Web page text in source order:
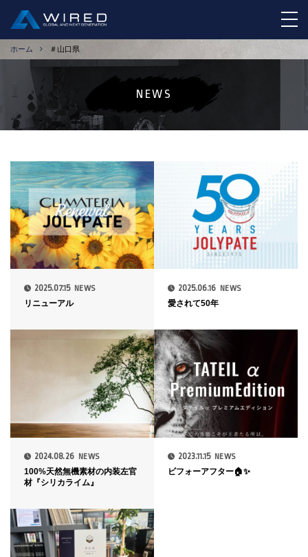
ホーム ＃山口県
NEWS
2025.07.15 NEWS
リニューアル
2025.06.16 NEWS
愛されて50年
2024.08.26 NEWS
100%天然無機素材の内装左官
材『シリカライム』
2023.11.15 NEWS
ビフォーアフター🏠✨